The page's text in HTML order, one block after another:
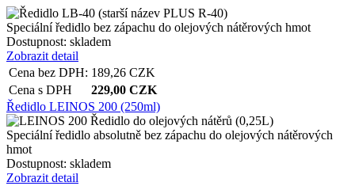
Speciální ředidlo bez zápachu do olejových nátěrových hmot
Dostupnost: skladem
Zobrazit detail
Cena bez DPH: 189,26 CZK
Cena s DPH
229,00 CZK
Ředidlo LEINOS 200 (250ml)
Speciální ředidlo absolutně bez zápachu do olejových nátěrových
hmot
Dostupnost: skladem
Zobrazit detail